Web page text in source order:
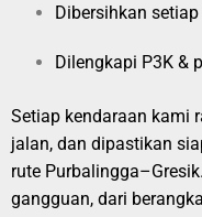
Dibersihkan
Dilengkapi P3K &
Setiap kendaraan kami
jalan, dan dipastikan
rute
gangguan, dari